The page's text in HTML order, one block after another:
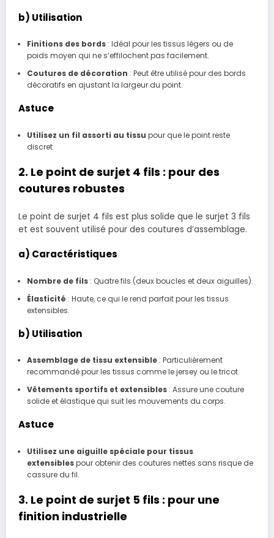
b) Utilisation
Finitions des bords: Idéal pour les tissus légers ou de
poids moyen qui ne s’effilochent pas facilement.
Coutures de décoration : Peut être utilisé pour des bords
décoratifs en ajustant la largeur du point.
Astuce
Utilisez un fil assorti au tissu pour que le point reste
discret.
2. Le point de surjet 4 fils : pour des
coutures robustes
Le point de surjet 4 fils est plus solide que le surjet 3 fils
et est souvent utilisé pour des coutures d’assemblage.
a) Caractéristiques
Nombre de fils: Quatre fils (deux boucles et deux aiguilles).
Élasticité : Haute, ce qui le rend parfait pour les tissus
extensibles.
b) Utilisation
Assemblage de tissu extensible: Particulièrement
recommandé pour les tissus comme le jersey ou le tricot.
Vêtements sportifs et extensibles: Assure une couture
solide et élastique qui suit les mouvements du corps.
Astuce
Utilisez une aiguille spéciale pour tissus
extensiblespour obtenir des coutures nettes sans risque de
cassure du fil.
3. Le point de surjet 5 fils : pour une
finition industrielle